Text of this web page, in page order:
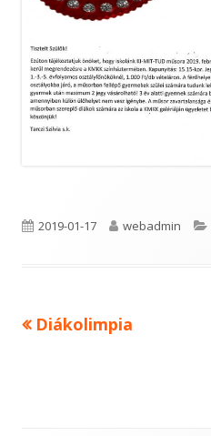
Published
2019-01-17 Author
webadmin
Bejegyzés
Previous
Diákolimpia